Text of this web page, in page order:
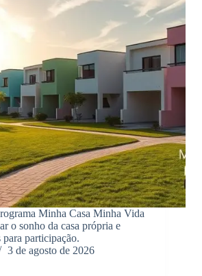
Minha Casa Minha Vida
o sonho da casa própria e
participação.
3 de agosto de 2026